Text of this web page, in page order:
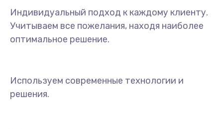
Индивидуальный подход к каждому клиенту.
Учитываем все пожелания, находя наиболее
оптимальное решение.
Используем современные технологии и
решения.